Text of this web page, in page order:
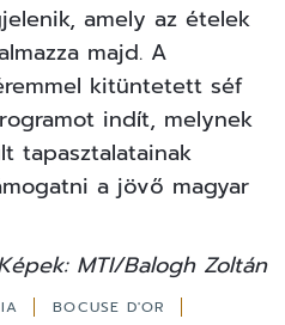
amely az ételek
majd. A
kitüntetett séf
indít, melynek
tapasztalatainak
a jövő magyar
MTI/Balogh Zoltán
BOCUSE D'OR